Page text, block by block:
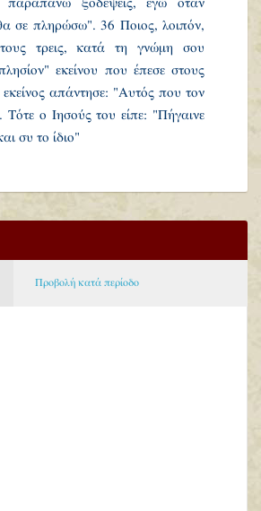
σε πληρώσω". 36 Ποιος, λοιπόν,
τρεις, κατά τη γνώμη σου
εκείνου που έπεσε στους
απάντησε: "Αυτός που τον
Τότε ο Ιησούς του είπε: "Πήγαινε
συ το ίδιο"
Προβολή κατά περίοδο